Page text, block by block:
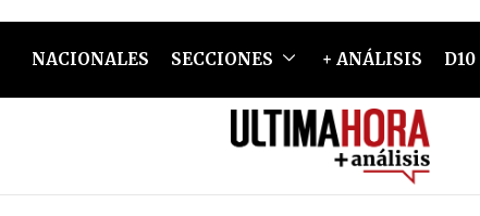
NACIONALES SECCIONES + ANÁLISIS D10